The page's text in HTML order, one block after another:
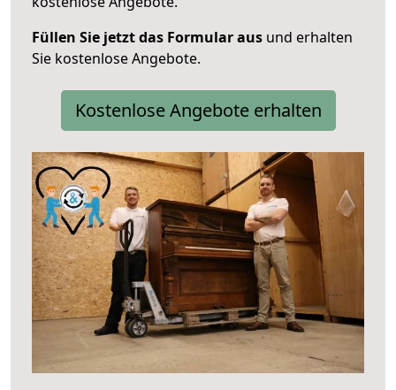
Füllen Sie jetzt das Formular aus und erhalten
Sie kostenlose Angebote.
Kostenlose Angebote erhalten